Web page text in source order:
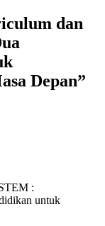
dan
Depan”
:
untuk